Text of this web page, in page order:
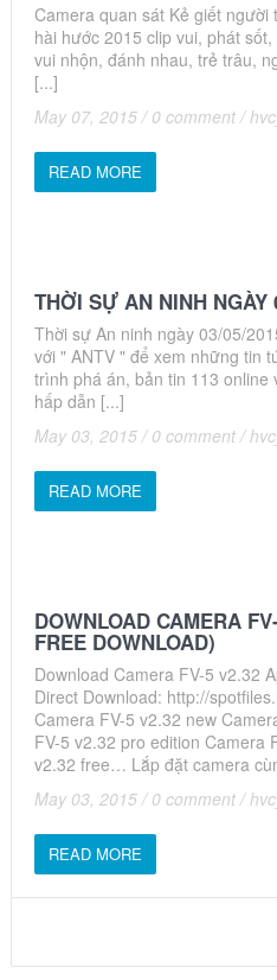
Camera quan sát Kẻ giết
hài hước 2015 clip vui, phát
vui nhộn, đánh nhau, trẻ trâu,
[...]
May 07, 2015 / 0 comment /
READ MORE
THỜI SỰ AN NINH NGÀY
Thời sự An ninh ngày 03/05/
với " ANTV " để xem những tin
trình phá án, bản tin 113
hấp dẫn [...]
May 03, 2015 / 0 comment /
READ MORE
DOWNLOAD CAMERA
FREE DOWNLOAD)
Download Camera FV-5 v2.32
Direct Download: http://
Camera FV-5 v2.32 new
FV-5 v2.32 pro edition Camera
v2.32 free… Lắp đặt camera
May 03, 2015 / 0 comment /
READ MORE